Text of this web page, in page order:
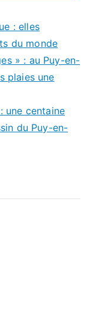
: elles
du monde
» : au Puy-en-
plaies une
une centaine
du Puy-en-